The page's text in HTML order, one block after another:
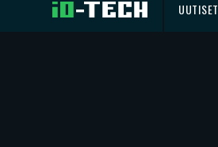
UUTISET